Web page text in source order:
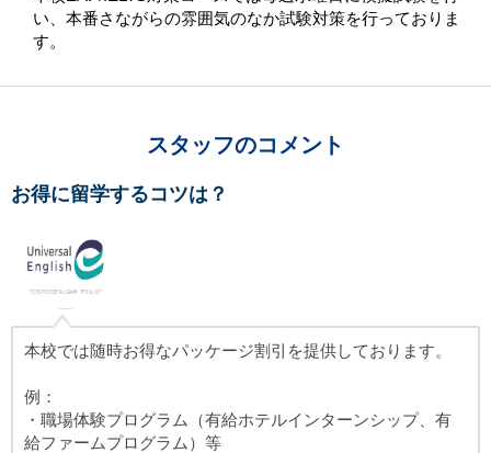
い、本番さながらの雰囲気のなか試験対策を行っておりま
す。
スタッフのコメント
お得に留学するコツは？
本校では随時お得なパッケージ割引を提供しております。
例：
・職場体験プログラム（有給ホテルインターンシップ、有
給ファームプログラム）等